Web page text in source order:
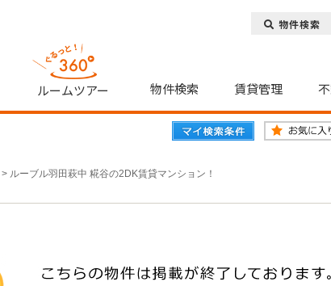
物件検索
ルームツアー 物件検索 賃貸管理
> ルーブル羽田萩中 糀谷の2DK賃貸マンション！